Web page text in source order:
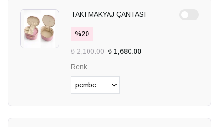
TAKI-MAKYAJ ÇANTASI
%20
₺ 2,100.00 ₺ 1,680.00
Renk